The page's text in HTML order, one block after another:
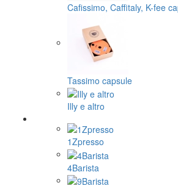
Cafissimo, Caffitaly, K-fee
Tassimo capsule
Illy e altro
1Zpresso
4Barista